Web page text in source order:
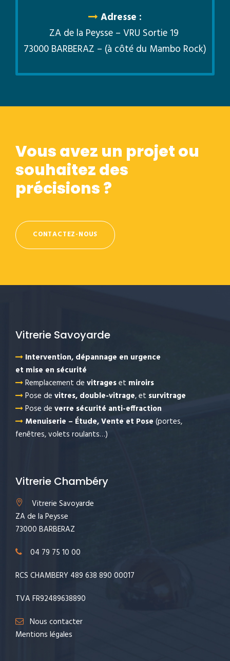
Adresse :
ZA de la Peysse – VRU Sortie 19
73000 BARBERAZ – (à côté du Mambo Rock)
Vous avez un projet ou
souhaitez des
précisions ?
CONTACTEZ-NOUS
Vitrerie Savoyarde
Intervention, dépannage en urgence
et mise en sécurité
Remplacement de vitrageset miroirs
Pose de vitres, double-vitrage, et survitrage
Pose de verre sécurité anti-effraction
Menuiserie – Étude, Vente et Pose (portes,
fenêtres, volets roulants…)
Vitrerie Chambéry
Vitrerie Savoyarde
ZA de la Peysse
73000 BARBERAZ
04 79 75 10 00
RCS CHAMBERY 489 638 890 00017
TVA FR92489638890
Nous contacter
Mentions légales